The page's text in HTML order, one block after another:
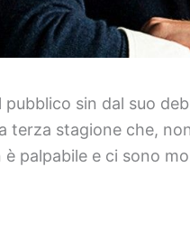
pubblico sin dal suo
terza stagione che,
palpabile e ci sono